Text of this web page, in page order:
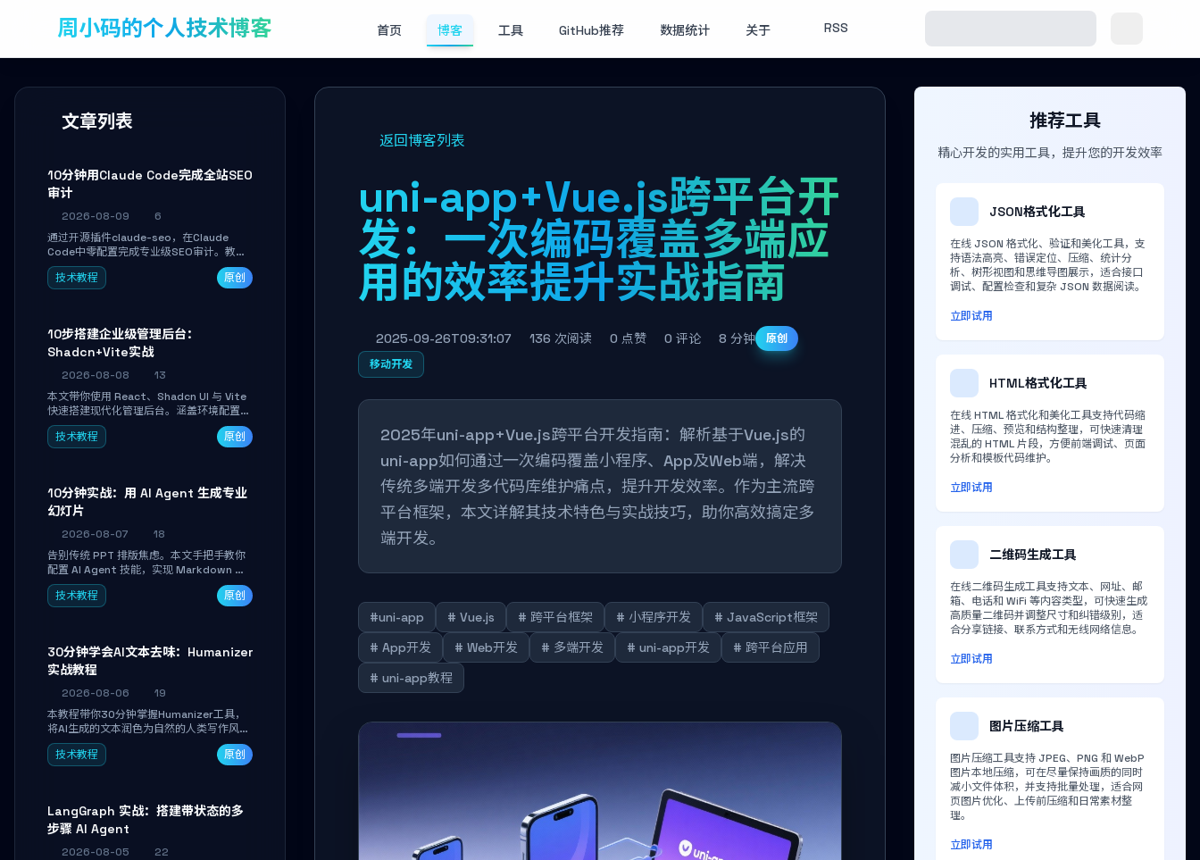
周小码的个人技术博客 首页 博客 工具 GitHub推荐 数据统计 关于 RSS
文章列表
10分钟用Claude Code完成全站SEO
审计
2026-08-09
6
通过开源插件claude-seo，在Claude
Code中零配置完成专业级SEO审计。教程
带你跑完全站技术+内容诊断，拿到带优先
级和验证方法的可执行修复清单，适合独立
技术教程 原创
10步搭建企业级管理后台：
Shadcn+Vite实战
2026-08-08
13
本文带你使用 React、Shadcn UI 与 Vite
快速搭建现代化管理后台。涵盖环境配置、
核心架构解析、用户管理模块实战及常见踩
坑指南。学完即可独立完成仪表盘搭建、组
技术教程 原创
10分钟实战：用 AI Agent 生成专业
幻灯片
2026-08-07
18
告别传统 PPT 排版焦虑。本文手把手教你
配置 AI Agent 技能，实现 Markdown 内
容自动转为带高级排版、AI 配图与 WebGL
运行时的 HTML 幻灯片。只需专注内容，
技术教程 原创
30分钟学会AI文本去味：Humanizer
实战教程
2026-08-06
19
本教程带你30分钟掌握Humanizer工具，
将AI生成的文本润色为自然的人类写作风
格。通过安装配置、实战示例和语音校准，
让你的内容告别AI痕迹，匹配个人写作习
技术教程 原创
LangGraph 实战：搭建带状态的多
步骤 AI Agent
2026-08-05
22
返回博客列表
uni-app+Vue.js跨平台开
发：一次编码覆盖多端应
用的效率提升实战指南
2025-09-26T09:31:07 136 次阅读 0 点赞 0 评论 8 分钟
原创
移动开发
2025年uni-app+Vue.js跨平台开发指南：解析基于Vue.js的
uni-app如何通过一次编码覆盖小程序、App及Web端，解决
传统多端开发多代码库维护痛点，提升开发效率。作为主流跨
平台框架，本文详解其技术特色与实战技巧，助你高效搞定多
端开发。
#uni-app # Vue.js # 跨平台框架 # 小程序开发
# JavaScript框架
# App开发
# Web开发 # 多端开发 # uni-app开发
# 跨平台应用
# uni-app教程
推荐工具
精心开发的实用工具，提升您的开发效率
JSON格式化工具
在线 JSON 格式化、验证和美化工具，支
持语法高亮、错误定位、压缩、统计分
析、树形视图和思维导图展示，适合接口
调试、配置检查和复杂 JSON 数据阅读。
立即试用
HTML格式化工具
在线 HTML 格式化和美化工具支持代码缩
进、压缩、预览和结构整理，可快速清理
混乱的 HTML 片段，方便前端调试、页面
分析和模板代码维护。
立即试用
二维码生成工具
在线二维码生成工具支持文本、网址、邮
箱、电话和 WiFi 等内容类型，可快速生成
高质量二维码并调整尺寸和纠错级别，适
合分享链接、联系方式和无线网络信息。
立即试用
图片压缩工具
图片压缩工具支持 JPEG、PNG 和 WebP
图片本地压缩，可在尽量保持画质的同时
减小文件体积，并支持批量处理，适合网
页图片优化、上传前压缩和日常素材整
理。
立即试用